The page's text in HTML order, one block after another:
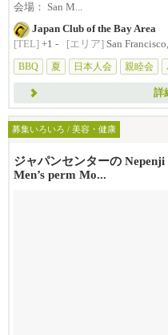
会場： San M...
Japan Club of the Bay Area
[TEL] +1 - [エリア] San
BBQ
夏 日本人会 親睦会
詳
募集いろいろ / 美容・健康
ジャパンセンターの
Men’s perm Mo...